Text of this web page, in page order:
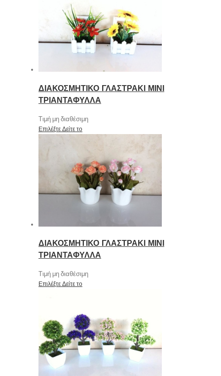
ΔΙΑΚΟΣΜΗΤΙΚΟ ΓΛΑΣΤΡΑΚΙ ΜΙΝΙ
ΤΡΙΑΝΤΑΦΥΛΛΑ
Τιμή μη διαθέσιμη
Επιλέξτε Δείτε το
ΔΙΑΚΟΣΜΗΤΙΚΟ ΓΛΑΣΤΡΑΚΙ ΜΙΝΙ
ΤΡΙΑΝΤΑΦΥΛΛΑ
Τιμή μη διαθέσιμη
Επιλέξτε Δείτε το